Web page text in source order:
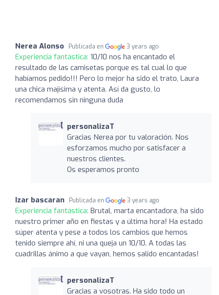
Nerea Alonso Publicada en 3 years ago
Experiencia fantástica: 10/10 nos ha encantado el
resultado de las camisetas porque es tal cual lo que
habíamos pedido!!! Pero lo mejor ha sido el trato, Laura
una chica majísima y atenta. Así da gusto, lo
recomendamos sin ninguna duda
personalizaT
Gracias Nerea por tu valoración. Nos
esforzamos mucho por satisfacer a
nuestros clientes.
Os esperamos pronto
Izar bascaran Publicada en 3 years ago
Experiencia fantástica: Brutal, marta encantadora, ha sido
nuestro primer año en fiestas y a última hora! Ha estado
súper atenta y pese a todos los cambios que hemos
tenido siempre ahí, ni una queja un 10/10. A todas las
cuadrillas ánimo a que vayan, hemos salido encantadas!
personalizaT
Gracias a vosotras. Ha sido todo un